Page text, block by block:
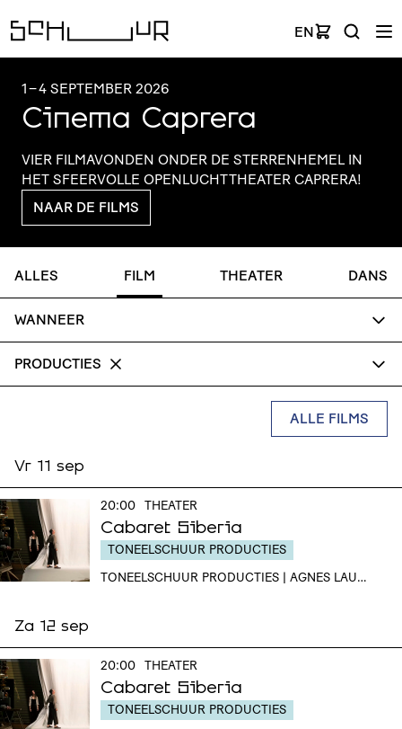
EN
1–4 SEPTEMBER 2026
Cinema Caprera
VIER FILMAVONDEN ONDER DE STER­REN­HEMEL IN
HET SFEERVOLLE OPEN­LUCHT­THE­ATER CAPRERA!
NAAR DE FILMS
ALLES FILM THEATER DANS
WANNEER
PRODUCTIES
ALLE FILMS
Vr 11 sep
20:00 THEATER
Cabaret Siberia
TONEELSCHUUR PRODUCTIES
TONEELSCHUUR PRODUCTIES | AGNES LAURA KUMPINA
Za 12 sep
20:00 THEATER
Cabaret Siberia
TONEELSCHUUR PRODUCTIES